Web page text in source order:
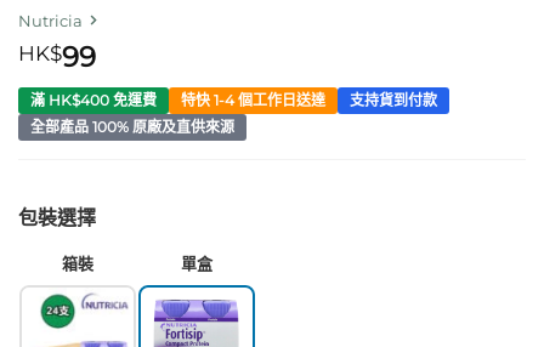
Nutricia
HK$99
滿 HK$400 免運費 特快 1-4 個工作日送達
支持貨到付款
全部產品 100% 原廠及直供來源
包裝選擇
箱裝 單盒